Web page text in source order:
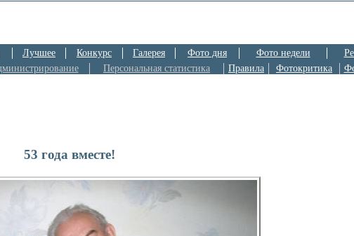
Лучшее Конкурс Галерея Фото дня Фото недели
Персональная статистика Правила Фотокритика
53 года вместе!